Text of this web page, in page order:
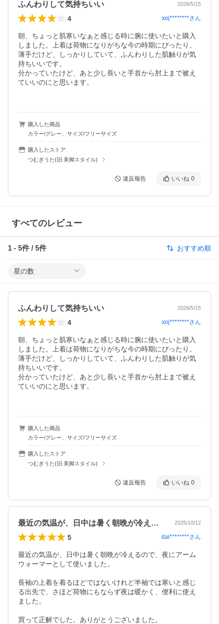
ふんわりして気持ちいい 2026/5/15
4 xoj********さん
朝、ちょっと肌寒いなぁと感じる時に腕に使いたいと購入
しました。上着は荷物になりがちな今の時期にぴったり。
薄手だけど、しっかりしていて、ふんわりした肌触りが気
持ちいいです。
分かっていたけど、あと少し長いと手首から肘上まで被え
ていいのにと思います。
購入した商品
カラー/グレー、サイズ/フリーサイズ
購入したストア
つむぎうた(旧 美脚スタイル)
違反報告 いいね 0
すべてのレビュー
1 - 5件 / 5件 おすすめ順
星の数
ふんわりして気持ちいい 2026/5/15
4 xoj********さん
朝、ちょっと肌寒いなぁと感じる時に腕に使いたいと購入
しました。上着は荷物になりがちな今の時期にぴったり。
薄手だけど、しっかりしていて、ふんわりした肌触りが気
持ちいいです。
分かっていたけど、あと少し長いと手首から肘上まで被え
ていいのにと思います。
購入した商品
カラー/グレー、サイズ/フリーサイズ
購入したストア
つむぎうた(旧 美脚スタイル)
違反報告 いいね 0
最近の気温が、日中は暑く朝晩が冷えるの… 2025/10/12
5 dai********さん
最近の気温が、日中は暑く朝晩が冷えるので、夜にアーム
ウォーマーとして使いました。
長袖の上着を着るほどではないけれど半袖では寒いと感じ
る出先で、さほど荷物にもならず夜は暖かく、便利に使え
ました。
買って正解でした。ありがとうございました。